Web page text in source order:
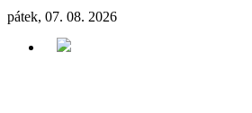
pátek, 07. 08. 2026